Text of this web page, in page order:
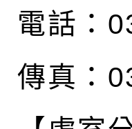
電話：
傳真：